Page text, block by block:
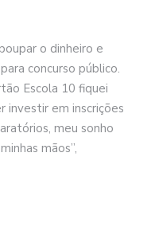
o dinheiro e
concurso público.
Escola 10 fiquei
investir em inscrições
meu sonho
mãos”,